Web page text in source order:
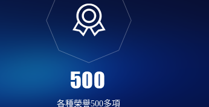
各種榮譽500多項